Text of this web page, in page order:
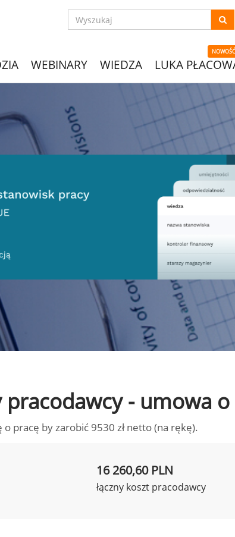
WEBINARY WIEDZA
NOWOŚĆ
LUKA
- umowa
pracę by zarobić 9530 zł netto (na rękę).
16 260,60 PLN
łączny koszt pracodawcy